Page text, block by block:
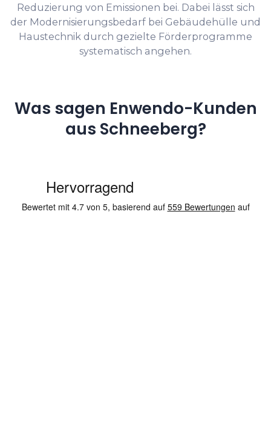
Reduzierung von Emissionen bei. Dabei lässt sich
der Modernisierungsbedarf bei Gebäudehülle und
Haustechnik durch gezielte Förderprogramme
systematisch angehen.
Was sagen Enwendo-Kunden
aus Schneeberg?